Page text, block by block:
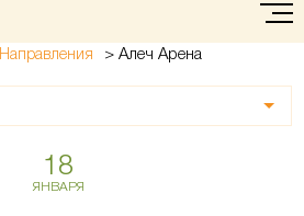
Направления > Алеч Арена
18
ЯНВАРЯ